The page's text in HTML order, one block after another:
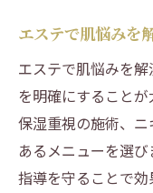
エステで肌悩みを
エステで肌悩みを
を明確にすること
保湿重視の施術、
あるメニューを選
指導を守ることで